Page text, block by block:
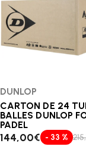
Distributeur:
DUNLOP
CARTON DE 24
BALLES DUNLOP
PADEL
144,00€ - 33 %